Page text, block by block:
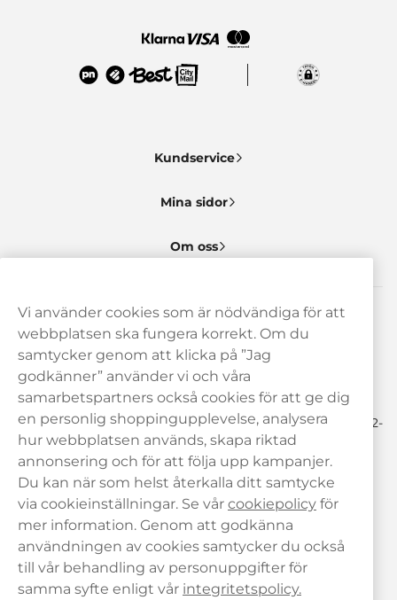
Behöver du hjälp? Kontakta oss gärna!
hej@haypp.com
08 517 910 97
Mån-Tor 8.00-17.00 | Fre 9.00-17.00 | (Lunchstängt må-fre 12-
13)
Kundservice
Mina sidor
Om oss
Vi använder cookies som är nödvändiga för att
webbplatsen ska fungera korrekt. Om du
samtycker genom att klicka på ”Jag
godkänner” använder vi och våra
samarbetspartners också cookies för att ge dig
en personlig shoppingupplevelse, analysera
hur webbplatsen används, skapa riktad
annonsering och för att följa upp kampanjer.
Du kan när som helst återkalla ditt samtycke
via cookieinställningar. Se vår cookiepolicy för
mer information. Genom att godkänna
användningen av cookies samtycker du också
till vår behandling av personuppgifter för
samma syfte enligt vår integritetspolicy.